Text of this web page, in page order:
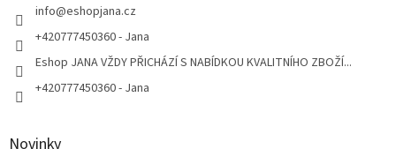
info@eshopjana.cz
+420777450360 - Jana
Eshop JANA VŽDY PŘICHÁZÍ S NABÍDKOU KVALITNÍHO ZBOŽÍ...
+420777450360 - Jana
Novinky